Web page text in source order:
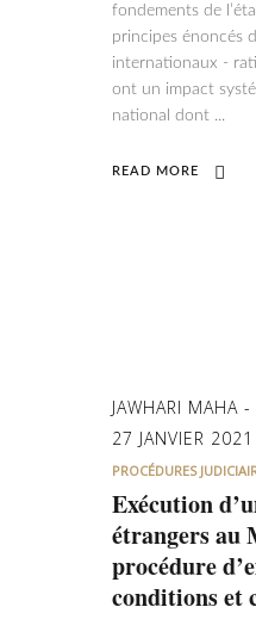
fondements de
principes énoncés
internationaux -
ont un impact
national dont
READ MORE
JAWHARI MAHA
27 JANVIER 2021
PROCÉDURES
Exécution
étrangers au
procédure
conditions et